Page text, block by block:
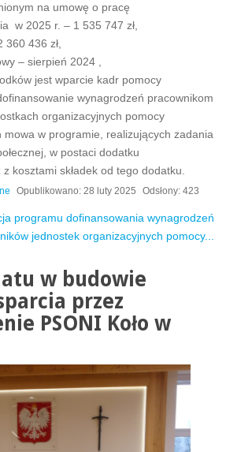
na umowę o pracę
w 2025 r. – 1 535 747 zł,
360 436 zł,
– sierpień 2024 ,
jest wparcie kadr pomocy
wynagrodzeń pracownikom
organizacyjnych pomocy
mowa w programie, realizujących zadania
w postaci dodatku
kosztami składek od tego dodatku.
Opublikowano: 28 luty 2025 Odsłony: 423
programu dofinansowania wynagrodzeń
jednostek organizacyjnych pomocy...
w budowie
przez
PSONI Koło w